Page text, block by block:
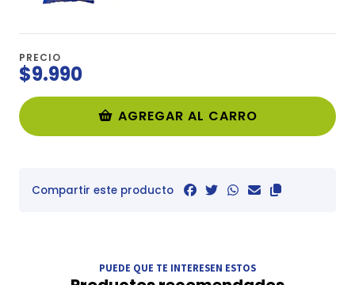
PRECIO
$9.990
AGREGAR AL CARRO
Compartir este producto
PUEDE QUE TE INTERESEN ESTOS